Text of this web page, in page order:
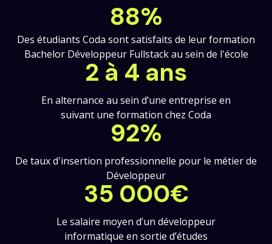
88%
Des étudiants Coda sont satisfaits de leur formation
Bachelor Développeur Fullstack au sein de l'école
2 à 4 ans
En alternance au sein d’une entreprise en
suivant une formation chez Coda
92%
De taux d'insertion professionnelle pour le métier de
Développeur
35 000€
Le salaire moyen d’un développeur
informatique en sortie d’études